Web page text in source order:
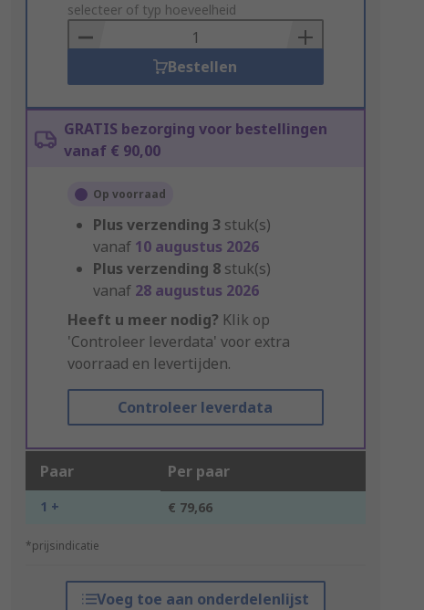
to
Basket
selecteer of typ hoeveelheid
Bestellen
GRATIS bezorging voor bestellingen
vanaf € 90,00
Op voorraad
Plus verzending 3 stuk(s)
vanaf 10 augustus 2026
Plus verzending 8 stuk(s)
vanaf 28 augustus 2026
Heeft u meer nodig? Klik op
'Controleer leverdata' voor extra
voorraad en levertijden.
Controleer leverdata
Paar Per paar
1 + € 79,66
*prijsindicatie
Voeg toe aan onderdelenlijst